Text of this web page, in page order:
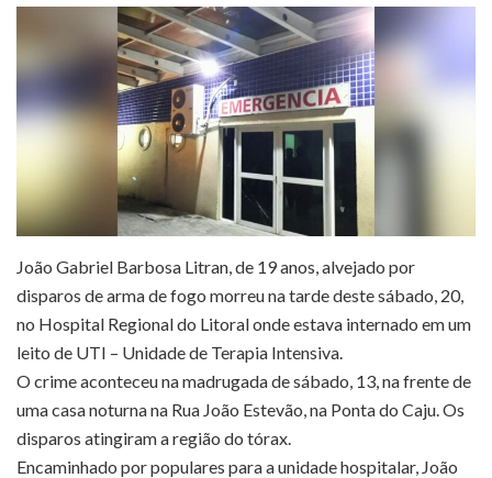
João Gabriel Barbosa Litran, de 19 anos, alvejado por
disparos de arma de fogo morreu na tarde deste sábado, 20,
no Hospital Regional do Litoral onde estava internado em um
leito de UTI – Unidade de Terapia Intensiva.
O crime aconteceu na madrugada de sábado, 13, na frente de
uma casa noturna na Rua João Estevão, na Ponta do Caju. Os
disparos atingiram a região do tórax.
Encaminhado por populares para a unidade hospitalar, João